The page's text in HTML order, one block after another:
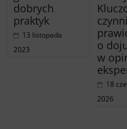
dobrych
praktyk
13 listopada
2023
o
w
18
2026